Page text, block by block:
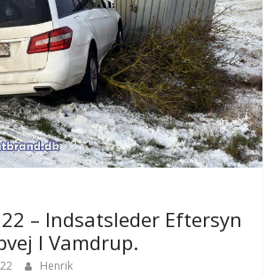
– Indsatsleder Eftersyn
I Vamdrup.
Henrik